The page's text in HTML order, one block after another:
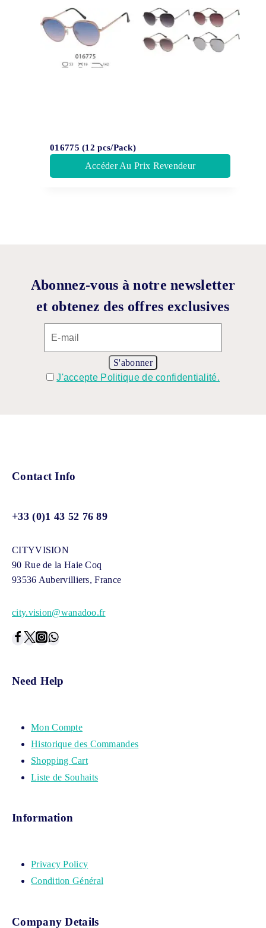
016775 (12 pcs/Pack)
Accéder Au Prix Revendeur
Abonnez-vous à notre newsletter
et obtenez des offres exclusives
J'accepte Politique de confidentialité.
Contact Info
+33 (0)1 43 52 76 89
CITYVISION
90 Rue de la Haie Coq
93536 Aubervilliers, France
city.vision@wanadoo.fr
Need Help
Mon Compte
Historique des Commandes
Shopping Cart
Liste de Souhaits
Information
Privacy Policy
Condition Général
Company Details